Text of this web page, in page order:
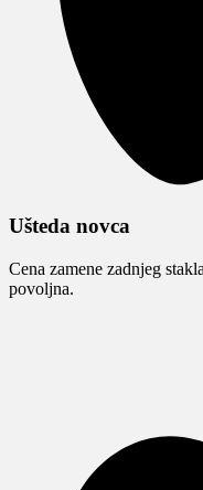
Ušteda novca
Cena zamene zadnjeg
povoljna.